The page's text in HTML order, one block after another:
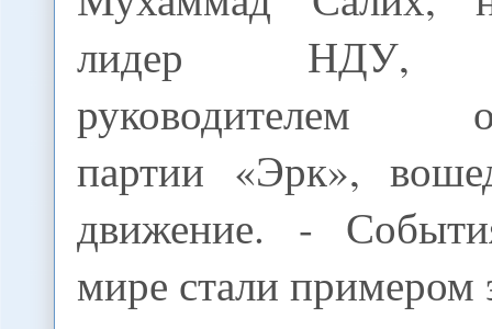
лидер НДУ,
руководителем
партии «Эрк»,
движение. -
мире стали примером